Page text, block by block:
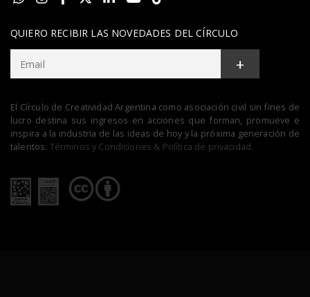
QUIERO RECIBIR LAS NOVEDADES DEL CÍRCULO
+
El Círculo de Creatividad Argentina como asociación civil sin fines de
lucro destina sus ingresos en acciones que forman, promueve e
inspira a la industria de las ideas de hoy y la próxima generación de
talentos. Términos y Condiciones & Política de privacidad.